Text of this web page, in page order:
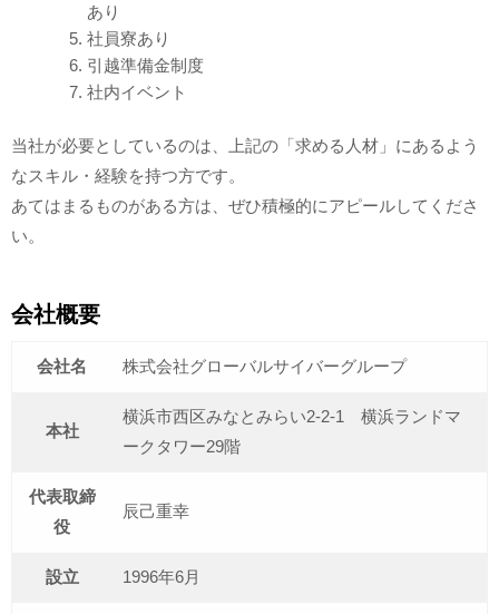
あり
社員寮あり
引越準備金制度
社内イベント
当社が必要としているのは、上記の「求める人材」にあるよう
なスキル・経験を持つ方です。
あてはまるものがある方は、ぜひ積極的にアピールしてくださ
い。
会社概要
会社名 株式会社グローバルサイバーグループ
本社
横浜市西区みなとみらい2-2-1 横浜ランドマ
ークタワー29階
代表取締
役
辰己重幸
設立 1996年6月